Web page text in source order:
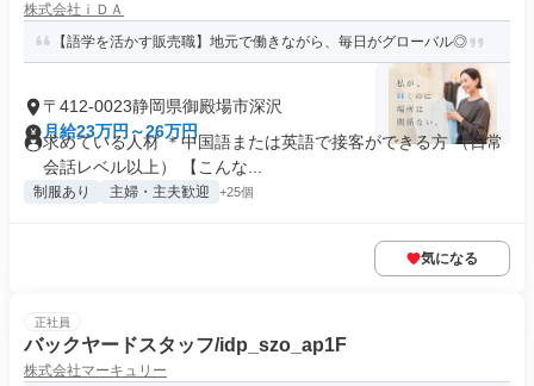
株式会社ｉＤＡ
【語学を活かす販売職】地元で働きながら、毎日がグローバル◎
〒412-0023静岡県御殿場市深沢
月給23万円～26万円
求めている人材 ＊中国語または英語で接客ができる方 （日常
会話レベル以上） 【こんな...
制服あり 主婦・主夫歓迎 +25個
気になる
正社員
バックヤードスタッフ/idp_szo_ap1F
株式会社マーキュリー